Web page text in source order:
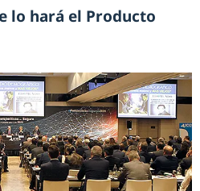
lo hará el Producto